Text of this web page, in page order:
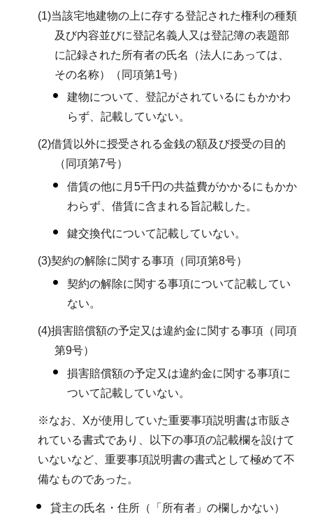
(1)当該宅地建物の上に存する登記された権利の種類
及び内容並びに登記名義人又は登記簿の表題部
に記録された所有者の氏名（法人にあっては、
その名称）（同項第1号）
建物について、登記がされているにもかかわ
らず、記載していない。
(2)借賃以外に授受される金銭の額及び授受の目的
（同項第7号）
借賃の他に月5千円の共益費がかかるにもかか
わらず、借賃に含まれる旨記載した。
鍵交換代について記載していない。
(3)契約の解除に関する事項（同項第8号）
契約の解除に関する事項について記載してい
ない。
(4)損害賠償額の予定又は違約金に関する事項（同項
第9号）
損害賠償額の予定又は違約金に関する事項に
ついて記載していない。
※なお、Xが使用していた重要事項説明書は市販さ
れている書式であり、以下の事項の記載欄を設けて
いないなど、重要事項説明書の書式として極めて不
備なものであった。
貸主の氏名・住所（「所有者」の欄しかない）